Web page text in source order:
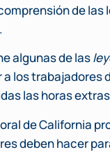
de las
algunas de las
los trabajadores
las horas
de California
deben hacer